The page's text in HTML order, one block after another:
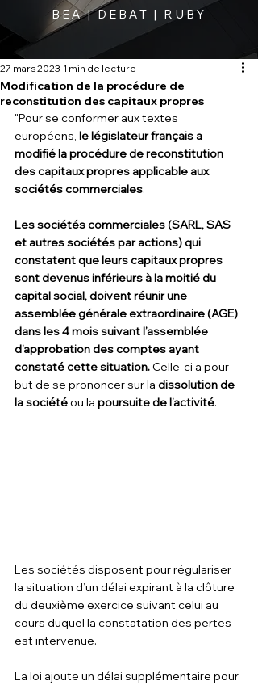
BEA | DEBAT | RUBY
Modification de la procédure de
reconstitution des capitaux propres
27 mars 2023 1 min de lecture
"Pour se conformer aux textes
européens, le législateur français a
modifié la procédure de reconstitution
des capitaux propres applicable aux
sociétés commerciales.
Les sociétés commerciales (SARL, SAS
et autres sociétés par actions) qui
constatent que leurs capitaux propres
sont devenus inférieurs à la moitié du
capital social, doivent réunir une
assemblée générale extraordinaire (AGE)
dans les 4 mois suivant l’assemblée
d’approbation des comptes ayant
constaté cette situation. Celle-ci a pour
but de se prononcer sur la dissolution de
la société ou la poursuite de l’activité.
Les sociétés disposent pour régulariser
la situation d’un délai expirant à la clôture
du deuxième exercice suivant celui au
cours duquel la constatation des pertes
est intervenue.
La loi ajoute un délai supplémentaire pour